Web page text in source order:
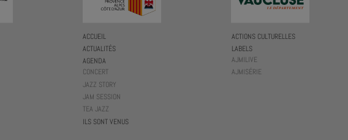
ACCUEIL
ACTUALITÉS
AGENDA
CONCERT
JAZZ STORY
JAM SESSION
TEA JAZZ
ILS SONT VENUS
ACTIONS CULTURELLES
LABELS
AJMILIVE
AJMISÉRIE